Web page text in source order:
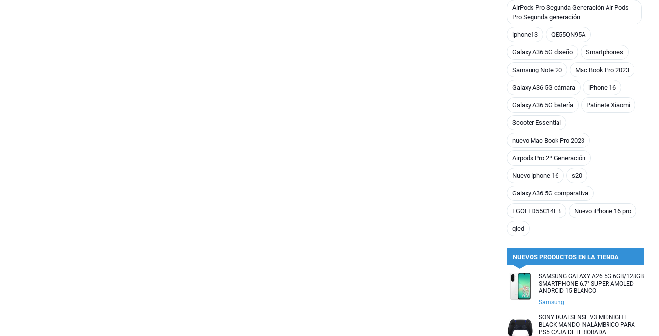
AirPods Pro Segunda Generación Air Pods
Pro Segunda generación
iphone13 QE55QN95A
Galaxy A36 5G diseño Smartphones
Samsung Note 20 Mac Book Pro 2023
Galaxy A36 5G cámara iPhone 16
Galaxy A36 5G batería Patinete Xiaomi
Scooter Essential
nuevo Mac Book Pro 2023
Airpods Pro 2ª Generación
Nuevo iphone 16 s20
Galaxy A36 5G comparativa
LGOLED55C14LB Nuevo iPhone 16 pro
qled
NUEVOS PRODUCTOS EN LA TIENDA
SAMSUNG GALAXY A26 5G 6GB/128GB
SMARTPHONE 6.7'' SUPER AMOLED
ANDROID 15 BLANCO
Samsung
SONY DUALSENSE V3 MIDNIGHT
BLACK MANDO INALÁMBRICO PARA
PS5 CAJA DETERIORADA